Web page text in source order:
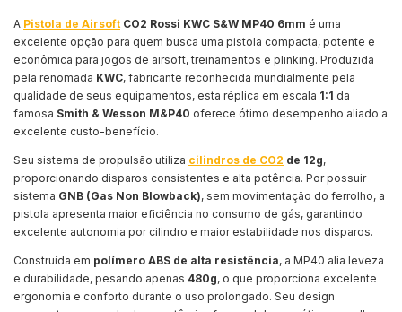
A Pistola de AirsoftCO2 Rossi KWC S&W MP40 6mm é uma
excelente opção para quem busca uma pistola compacta, potente e
econômica para jogos de airsoft, treinamentos e plinking. Produzida
pela renomada KWC, fabricante reconhecida mundialmente pela
qualidade de seus equipamentos, esta réplica em escala 1:1 da
famosa Smith & Wesson M&P40 oferece ótimo desempenho aliado a
excelente custo-benefício.
Seu sistema de propulsão utiliza cilindros de CO2 de 12g,
proporcionando disparos consistentes e alta potência. Por possuir
sistema GNB (Gas Non Blowback), sem movimentação do ferrolho, a
pistola apresenta maior eficiência no consumo de gás, garantindo
excelente autonomia por cilindro e maior estabilidade nos disparos.
Construída em polímero ABS de alta resistência, a MP40 alia leveza
e durabilidade, pesando apenas 480g, o que proporciona excelente
ergonomia e conforto durante o uso prolongado. Seu design